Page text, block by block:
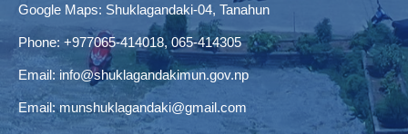
Google Maps: Shuklagandaki-04, Tanahun
Phone: +977065-414018,065-414305
Email: info@shuklagandakimun.gov.np
Email:munshuklagandaki@gmail.com